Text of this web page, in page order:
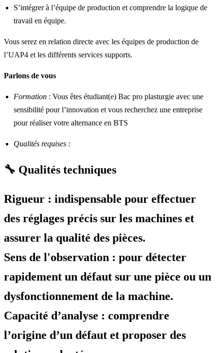
S’intégrer à l’équipe de production et comprendre la logique de
travail en équipe.
Vous serez en relation directe avec les équipes de production de
l’UAP4 et les différents services supports.
Parlons de vous
Formation : Vous êtes étudiant(e) Bac pro plasturgie avec une
sensibilité pour l’innovation et vous recherchez une entreprise
pour réaliser votre alternance en BTS
Qualités requises :
🔧 Qualités techniques
Rigueur : indispensable pour effectuer
des réglages précis sur les machines et
assurer la qualité des pièces.
Sens de l'observation : pour détecter
rapidement un défaut sur une pièce ou un
dysfonctionnement de la machine.
Capacité d’analyse : comprendre
l’origine d’un défaut et proposer des